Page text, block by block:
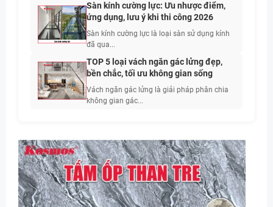
Sàn kính cường lực: Ưu nhược điểm,
ứng dụng, lưu ý khi thi công 2026
Sàn kính cường lực là loại sàn sử dụng kính
đã qua...
TOP 5 loại vách ngăn gác lửng đẹp,
bền chắc, tối ưu không gian sống
Vách ngăn gác lửng là giải pháp phân chia
không gian gác...